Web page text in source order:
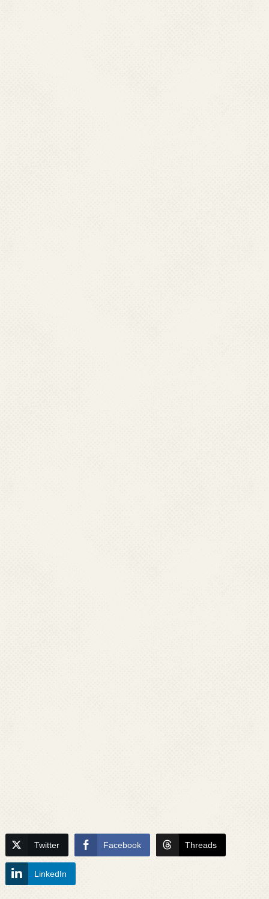
Twitter Facebook Threads
LinkedIn